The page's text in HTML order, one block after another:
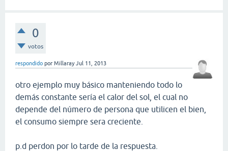
0
votos
respondido por Millaray Jul 11, 2013
otro ejemplo muy básico manteniendo todo lo
demás constante sería el calor del sol, el cual no
depende del número de persona que utilicen el bien,
el consumo siempre sera creciente.
p.d perdon por lo tarde de la respuesta.